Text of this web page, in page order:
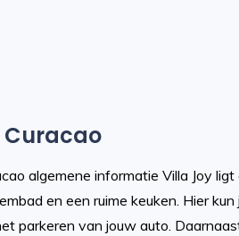
algemene informatie Villa Joy
en een ruime keuken. Hier
parkeren van jouw auto.